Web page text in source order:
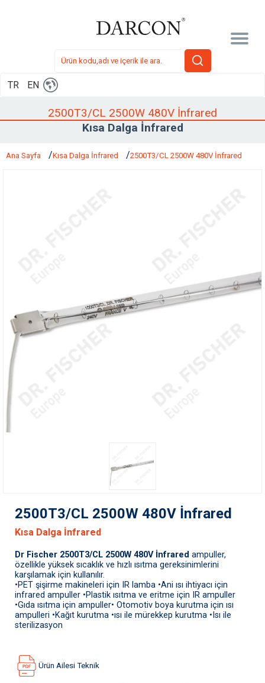
TR EN
2500T3/CL 2500W 480V İnfrared
Kısa Dalga İnfrared
Ana Sayfa Kısa Dalga İnfrared 2500T3/CL 2500W 480V İnfrared
2500T3/CL 2500W 480V İnfrared
Kısa Dalga İnfrared
Dr Fischer 2500T3/CL 2500W 480V İnfrared ampuller,
özellikle yüksek sıcaklık ve hızlı ısıtma gereksinimlerini
karşılamak için kullanılır.
•PET şişirme makineleri için IR lamba •Ani ısı ihtiyacı için
infrared ampuller •Plastik ısıtma ve eritme için IR ampuller
•Gıda ısıtma için ampuller• Otomotiv boya kurutma için ısı
ampulleri •Kağıt kurutma •ısı ile mürekkep kurutma •Isı ile
sterilizasyon
Ürün Ailesi Teknik